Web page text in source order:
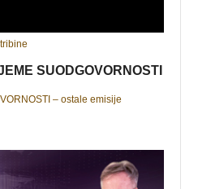
SUODGOVORNOSTI
– ostale emisije